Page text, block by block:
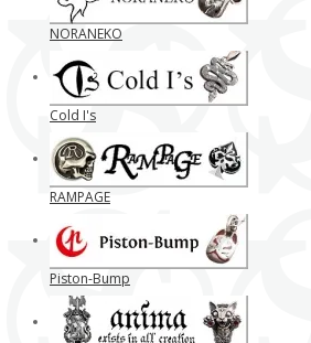
NORANEKO
Cold I's
RAMPAGE
Piston-Bump